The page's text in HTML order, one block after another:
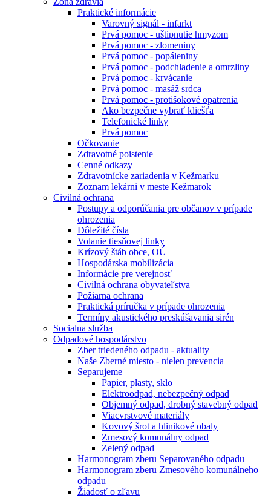
Praktické informácie
Varovný signál - infarkt
Prvá pomoc - uštipnutie hmyzom
Prvá pomoc - zlomeniny
Prvá pomoc - popáleniny
Prvá pomoc - podchladenie a omrzliny
Prvá pomoc - krvácanie
Prvá pomoc - masáž srdca
Prvá pomoc - protišokové opatrenia
Ako bezpečne vybrať kliešťa
Telefonické linky
Prvá pomoc
Očkovanie
Zdravotné poistenie
Cenné odkazy
Zdravotnícke zariadenia v Kežmarku
Zoznam lekárni v meste Kežmarok
Civilná ochrana
Postupy a odporúčania pre občanov v prípade
ohrozenia
Dôležité čísla
Volanie tiesňovej linky
Krízový štáb obce, OÚ
Hospodárska mobilizácia
Informácie pre verejnosť
Civilná ochrana obyvateľstva
Požiarna ochrana
Praktická príručka v prípade ohrozenia
Termíny akustického preskúšavania sirén
Socialna služba
Odpadové hospodárstvo
Zber triedeného odpadu - aktuality
Naše Zberné miesto - nielen prevencia
Separujeme
Papier, plasty, sklo
Elektroodpad, nebezpečný odpad
Objemný odpad, drobný stavebný odpad
Viacvrstvové materiály
Kovový šrot a hlinikové obaly
Zmesový komunálny odpad
Zelený odpad
Harmonogram zberu Separovaného odpadu
Harmonogram zberu Zmesového komunálneho
odpadu
Žiadosť o zľavu